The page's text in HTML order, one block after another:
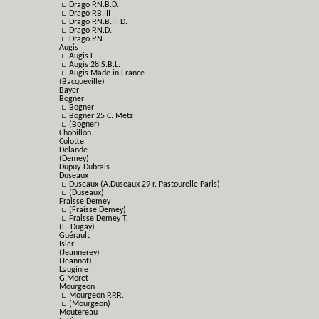
∟ Drago P.N.B.D.
∟ Drago P.B.III
∟ Drago P.N.B.III D.
∟ Drago P.N.D.
∟ Drago P.N.
Augis
∟ Augis L.
∟ Augis 28.S.B.L.
∟ Augis Made in France
(Bacqueville)
Bayer
Bogner
∟ Bogner
∟ Bogner 25 C. Metz
∟ (Bogner)
Chobillon
Colotte
Delande
(Demey)
Dupuy-Dubrais
Duseaux
∟ Duseaux (A.Duseaux 29 r. Pastourelle Paris)
∟ (Duseaux)
Fraisse Demey
∟ (Fraisse Demey)
∟ Fraisse Demey T.
(E. Dugay)
Guérault
Isler
(Jeannerey)
(Jeannot)
Lauginie
G.Moret
Mourgeon
∟ Mourgeon P.P.R.
∟ (Mourgeon)
Moutereau